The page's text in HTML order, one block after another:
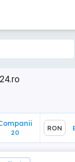
20
RON